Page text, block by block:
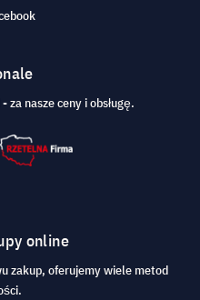
nasze ceny i obsługę.
online
zakup, oferujemy wiele metod